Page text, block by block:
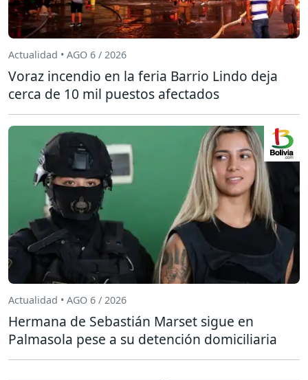
Actualidad • AGO 6 / 2026
Voraz incendio en la feria Barrio Lindo deja
cerca de 10 mil puestos afectados
Actualidad • AGO 6 / 2026
Hermana de Sebastián Marset sigue en
Palmasola pese a su detención domiciliaria